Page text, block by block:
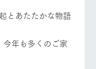
とあたたかな物語
年も多くのご家